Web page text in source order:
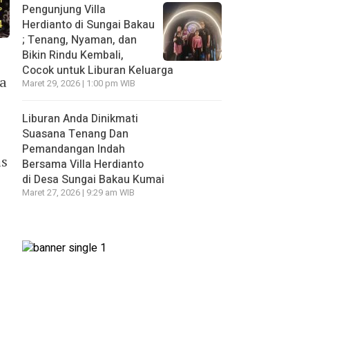
Pengunjung Villa
Herdianto di Sungai Bakau
; Tenang, Nyaman, dan
Bikin Rindu Kembali,
Cocok untuk Liburan Keluarga
Maret 29, 2026 | 1:00 pm WIB
Liburan Anda Dinikmati
Suasana Tenang Dan
Pemandangan Indah
Bersama Villa Herdianto
di Desa Sungai Bakau Kumai
Maret 27, 2026 | 9:29 am WIB